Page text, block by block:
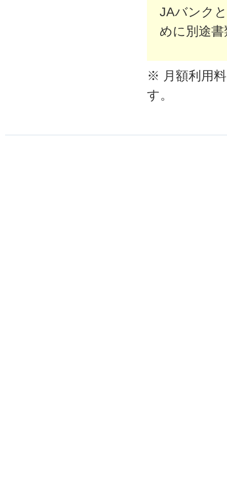
JAバンク
めに別途
※ 月額利用
す。